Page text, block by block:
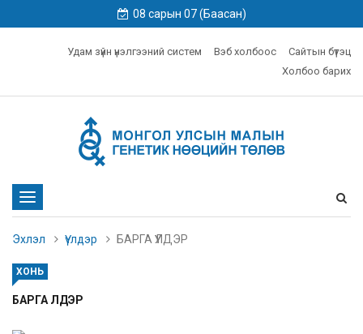
08 сарын 07 (Баасан)
Удам зүйн үнэлгээний систем Вэб холбоос
Сайтын бүтэц
Холбоо барих
Toggle
navigation
Эхлэл
Үүлдэр БАРГА ҮҮЛДЭР
ХОНЬ
БАРГА ҮҮЛДЭР